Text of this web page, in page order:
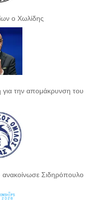
ο Χωλίδης
για την απομάκρυνση του
Σιδηρόπουλο